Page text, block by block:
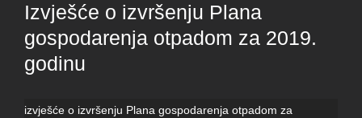
Izvješće o izvršenju Plana
gospodarenja otpadom za 2019.
godinu
izvješće o izvršenju Plana gospodarenja otpadom za